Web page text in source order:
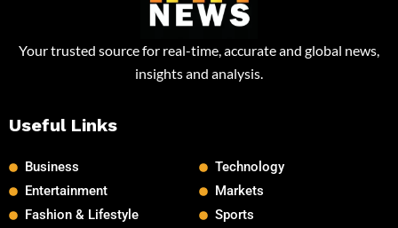
Your trusted source for real-time, accurate and global news,
insights and analysis.
Useful Links
Business
Entertainment
Fashion & Lifestyle
Technology
Markets
Sports